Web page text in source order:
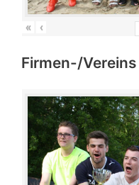
« ‹
Firmen-/